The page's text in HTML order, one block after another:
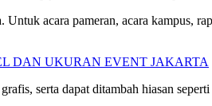
acara pameran, acara kampus,
serta dapat ditambah hiasan